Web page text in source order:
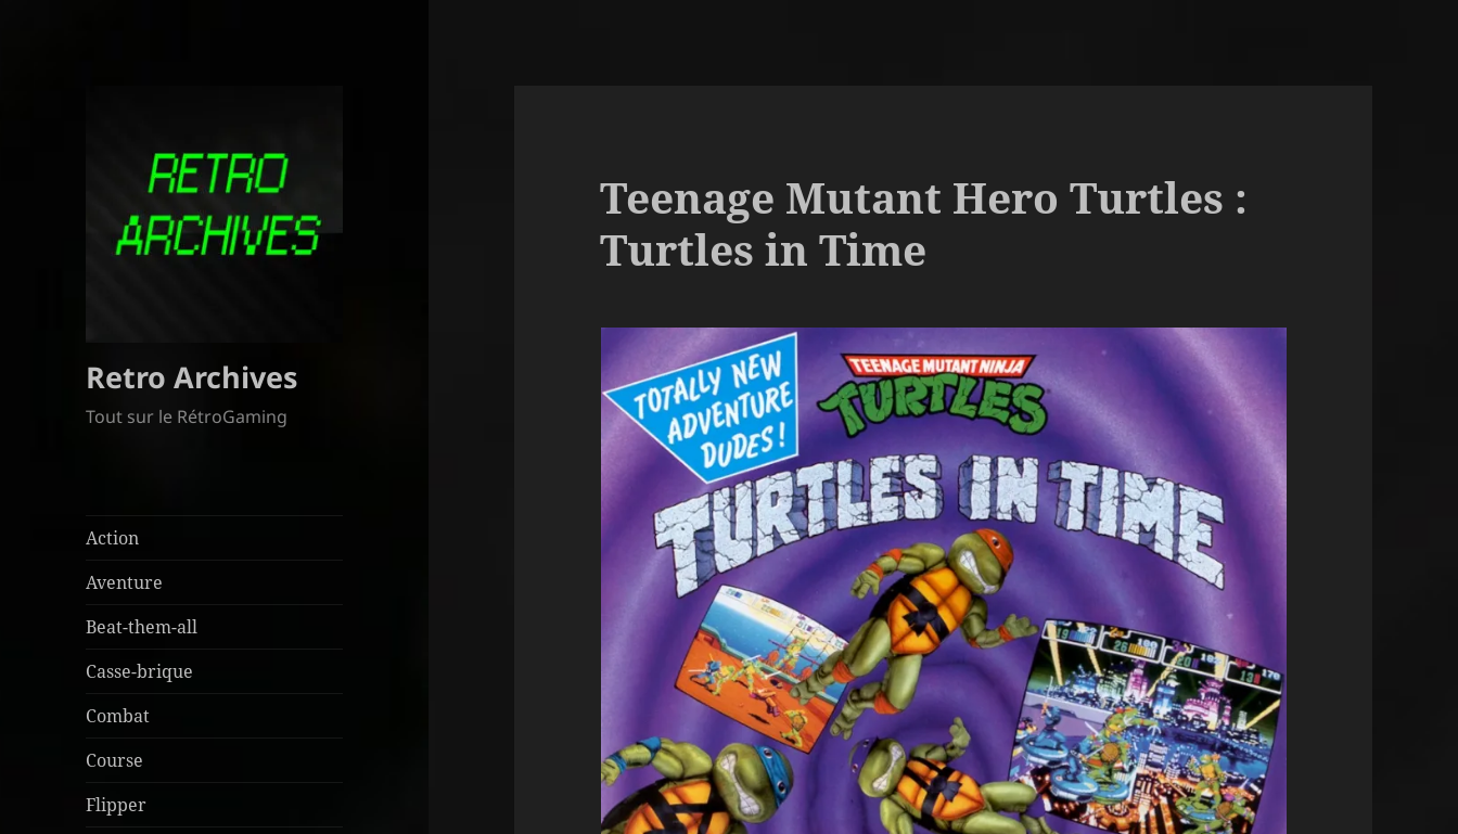
Retro Archives
Tout sur le RétroGaming
Action
Aventure
Beat-them-all
Casse-brique
Combat
Course
Flipper
Teenage Mutant Hero Turtles :
Turtles in Time